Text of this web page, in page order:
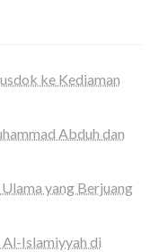
ke Kediaman
Abduh dan
yang Berjuang
Al-Islamiyyah di